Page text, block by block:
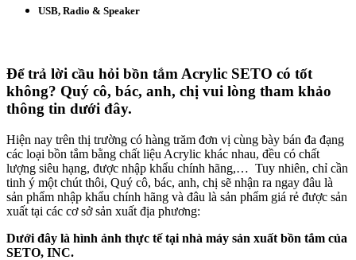
USB, Radio & Speaker
Đểtrả lời cầu hỏi bồn tắm Acrylic SETO có tốt
không? Quý cô, bác, anh, chị vui lòng tham khảo
thông tin dưới đây.
Hiện nay trên thị trường có hàng trăm đơn vị cùng bày bán đa đạng
các loại bồn tắm bằng chất liệu Acrylic khác nhau, đều có chất
lượng siêu hạng, được nhập khẩu chính hãng,… Tuy nhiên, chỉ cần
tinh ý một chút thôi, Quý cô, bác, anh, chị sẽ nhận ra ngay đâu là
sản phẩm nhập khẩu chính hãng và đâu là sản phẩm giá rẻ được sản
xuất tại các cơ sở sản xuất địa phương:
Dưới đây là hình ảnh thực tế tại nhà máy sản xuất bồn tắm của
SETO, INC.